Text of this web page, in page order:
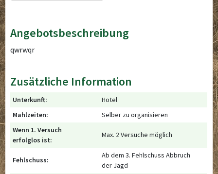
Angebotsbeschreibung
qwrwqr
Zusätzliche Information
Unterkunft:
Hotel
Mahlzeiten:
Selber zu organisieren
Wenn 1. Versuch
erfolglos ist:
Max. 2 Versuche möglich
Fehlschuss:
Ab dem 3. Fehlschuss Abbruch
der Jagd